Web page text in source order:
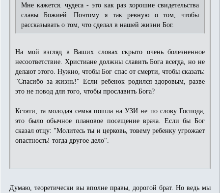
Мне кажется. чудеса - это как раз хорошие свидетельства
славы Божией. Поэтому я так ревную о том, чтобы
рассказывать о том, что сделал в нашей жизни Бог.
На мой взгляд в Ваших словах скрыто очень болезненное
несоответствие. Христиане должны славить Бога всегда, но не
делают этого. Нужно, чтобы Бог спас от смерти, чтобы сказать:
"Спасибо за жизнь!" Если ребенок родился здоровым, разве
это не повод для того, чтобы прославить Бога?
Кстати, та молодая семья пошла на УЗИ не по слову Господа,
это было обычное плановое посещение врача. Если бы Бог
сказал отцу: "Молитесь ты и церковь, товему ребенку угрожает
опастность! тогда другое дело".
Думаю, теоретически вы вполне правы, дорогой брат. Но ведь мы